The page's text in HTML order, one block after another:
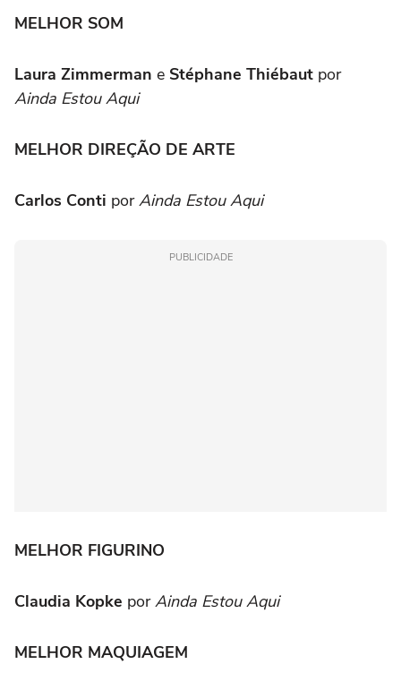
MELHOR SOM
Laura Zimmerman e Stéphane Thiébaut por
Ainda Estou Aqui
MELHOR DIREÇÃO DE ARTE
Carlos Conti porAinda Estou Aqui
PUBLICIDADE
MELHOR FIGURINO
Claudia Kopke porAinda Estou Aqui
MELHOR MAQUIAGEM